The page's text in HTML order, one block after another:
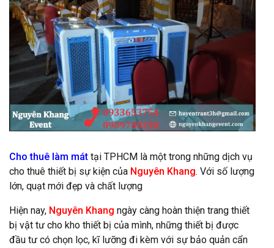
Cho thuê làm mát tại TPHCM là một trong những dịch vụ
cho thuê thiết bị sự kiện của Nguyên Khang. Với số lượng
lớn, quạt mới đẹp và chất lượng
Hiện nay, Nguyên Khang ngày càng hoàn thiện trang thiết
bị vật tư cho kho thiết bị của mình, những thiết bị được
đầu tư có chọn lọc, kĩ lưỡng đi kèm với sự bảo quản cẩn